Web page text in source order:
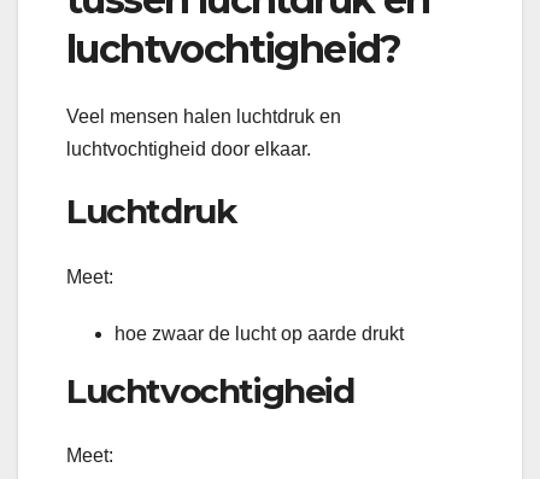
luchtvochtigheid?
Veel mensen halen luchtdruk en
luchtvochtigheid door elkaar.
Luchtdruk
Meet:
hoe zwaar de lucht op aarde drukt
Luchtvochtigheid
Meet: